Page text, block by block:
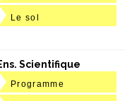
Le sol
Scientifique
Programme